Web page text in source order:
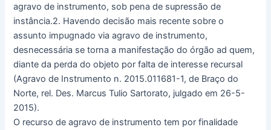
agravo de instrumento, sob pena de supressão de
instância.2. Havendo decisão mais recente sobre o
assunto impugnado via agravo de instrumento,
desnecessária se torna a manifestação do órgão ad quem,
diante da perda do objeto por falta de interesse recursal
(Agravo de Instrumento n. 2015.011681-1, de Braço do
Norte, rel. Des. Marcus Tulio Sartorato, julgado em 26-5-
2015).
O recurso de agravo de instrumento tem por finalidade